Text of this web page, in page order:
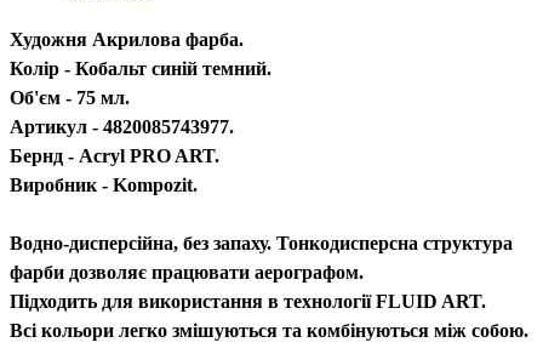
Художня Акрилова фарба.
Колір - Кобальт синій темний.
Об'єм - 75 мл.
Артикул - 4820085743977.
Бернд - Acryl PRO ART.
Виробник - Kompozit.
Водно-дисперсійна, без запаху. Тонкодисперсна структура
фарби дозволяє працювати аерографом.
Підходить для використання в технології FLUID ART.
Всі кольори легко змішуються та комбінуються між собою.